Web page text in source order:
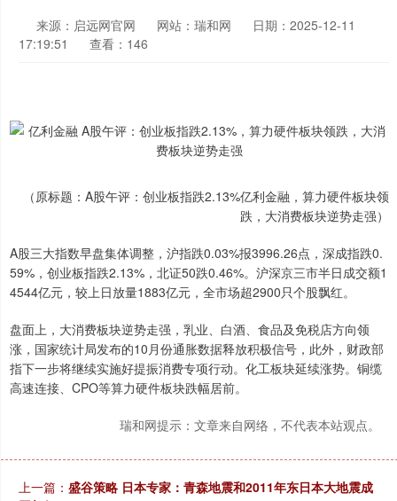
来源：启远网官网 网站：瑞和网
日期：2025-12-11
17:19:51
查看：146
（原标题：A股午评：创业板指跌2.13%亿利金融，算力硬件板块领
跌，大消费板块逆势走强）
A股三大指数早盘集体调整，沪指跌0.03%报3996.26点，深成指跌0.
59%，创业板指跌2.13%，北证50跌0.46%。沪深京三市半日成交额1
4544亿元，较上日放量1883亿元，全市场超2900只个股飘红。
盘面上，大消费板块逆势走强，乳业、白酒、食品及免税店方向领
涨，国家统计局发布的10月份通胀数据释放积极信号，此外，财政部
指下一步将继续实施好提振消费专项行动。化工板块延续涨势。铜缆
高速连接、CPO等算力硬件板块跌幅居前。
瑞和网提示：文章来自网络，不代表本站观点。
上一篇： 盛谷策略 日本专家：青森地震和2011年东日本大地震成